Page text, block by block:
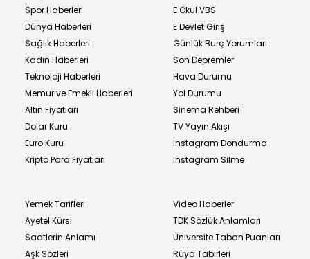
Spor Haberleri
Dünya Haberleri
Sağlık Haberleri
Kadın Haberleri
Teknoloji Haberleri
Memur ve Emekli Haberleri
Altın Fiyatları
Dolar Kuru
Euro Kuru
Kripto Para Fiyatları
E Okul VBS
E Devlet Giriş
Günlük Burç Yorumları
Son Depremler
Hava Durumu
Yol Durumu
Sinema Rehberi
TV Yayın Akışı
Instagram Dondurma
Instagram Silme
Yemek Tarifleri
Ayetel Kürsi
Saatlerin Anlamı
Aşk Sözleri
Video Haberler
TDK Sözlük Anlamları
Üniversite Taban Puanları
Rüya Tabirleri